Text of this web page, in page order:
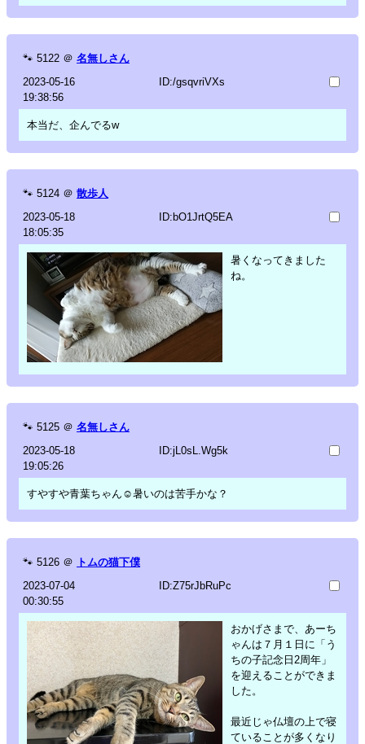
🐾 5122 ＠ 名無しさん
2023-05-16
19:38:56
ID:/gsqvriVXs
本当だ、企んでるw
🐾 5124 ＠ 散歩人
2023-05-18
18:05:35
ID:bO1JrtQ5EA
暑くなってきました
ね。
🐾 5125 ＠ 名無しさん
2023-05-18
19:05:26
ID:jL0sL.Wg5k
すやすや青葉ちゃん☺️暑いのは苦手かな？
🐾 5126 ＠ トムの猫下僕
2023-07-04
00:30:55
ID:Z75rJbRuPc
おかげさまで、あーち
ゃんは７月１日に「う
ちの子記念日2周年」
を迎えることができま
した。
最近じゃ仏壇の上で寝
ていることが多くなり